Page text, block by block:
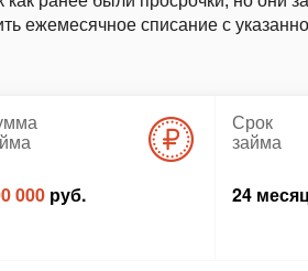
ежемесячное списание с
000 руб.
Срок
займа
24